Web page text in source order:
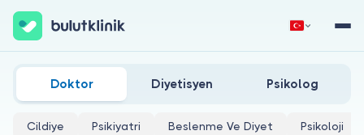
Hemen Kaydol Giriş Yap
All-On-Four Tedavi Yaklaşımı Doktorları
Doktor Diyetisyen Psikolog
Cildiye Psikiyatri Beslenme Ve Diyet Psikoloji